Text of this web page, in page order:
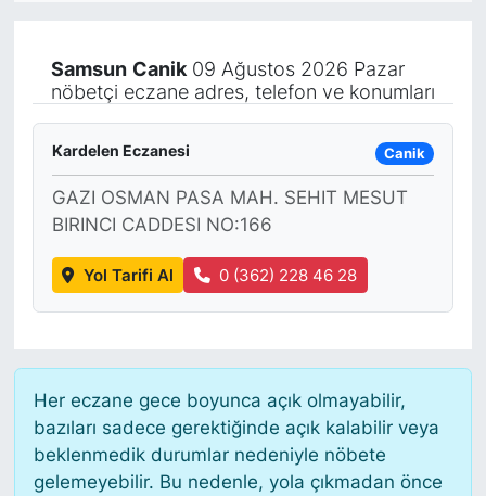
Samsun Canik09 Ağustos 2026 Pazar
nöbetçi eczane adres, telefon ve konumları
Kardelen Eczanesi Canik
GAZI OSMAN PASA MAH. SEHIT MESUT
BIRINCI CADDESI NO:166
Yol Tarifi Al 0 (362) 228 46 28
Her eczane gece boyunca açık olmayabilir,
bazıları sadece gerektiğinde açık kalabilir veya
beklenmedik durumlar nedeniyle nöbete
gelemeyebilir. Bu nedenle, yola çıkmadan önce
KÖŞE YAZILARI (Arşiv)
KÜLTÜR SANAT
MAGAZİN
RÖPORTAJ
SAĞLIK
SARIYER HABERLERİ
SARIYER İMAR BARIŞI
SEKTÖR